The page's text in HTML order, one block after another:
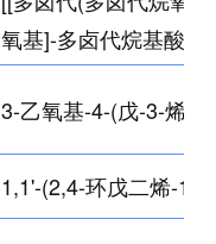
氧基]-多卤代烷基酸铵
3-乙氧基-4-(戊-3-烯-
1,1'-(2,4-环戊二烯-1-